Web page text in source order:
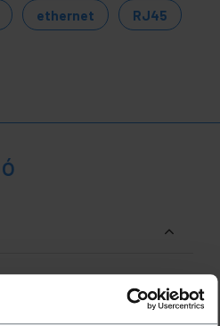
ethernet RJ45
rigid de categoria 5e FTP
de transmissió de dades